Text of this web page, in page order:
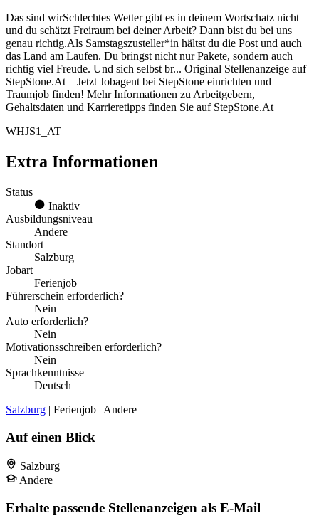
Das sind wirSchlechtes Wetter gibt es in deinem Wortschatz nicht
und du schätzt Freiraum bei deiner Arbeit? Dann bist du bei uns
genau richtig.Als Samstagszusteller*in hältst du die Post und auch
das Land am Laufen. Du bringst nicht nur Pakete, sondern auch
richtig viel Freude. Und sich selbst br... Original Stellenanzeige auf
StepStone.At – Jetzt Jobagent bei StepStone einrichten und
Traumjob finden! Mehr Informationen zu Arbeitgebern,
Gehaltsdaten und Karrieretipps finden Sie auf StepStone.At
WHJS1_AT
Extra Informationen
Status
Inaktiv
Ausbildungsniveau
Andere
Standort
Salzburg
Jobart
Ferienjob
Führerschein erforderlich?
Nein
Auto erforderlich?
Nein
Motivationsschreiben erforderlich?
Nein
Sprachkenntnisse
Deutsch
Salzburg | Ferienjob | Andere
Auf einen Blick
Salzburg
Andere
Erhalte passende Stellenanzeigen als E-Mail